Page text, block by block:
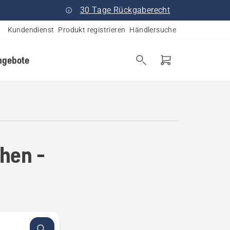
30 Tage Rückgaberecht
Kundendienst Produkt registrieren Händlersuche
-